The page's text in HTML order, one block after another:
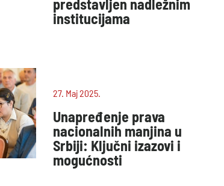
predstavljen nadležnim
institucijama
27. Maj 2025.
Unapređenje prava
nacionalnih manjina u
Srbiji: Ključni izazovi i
mogućnosti